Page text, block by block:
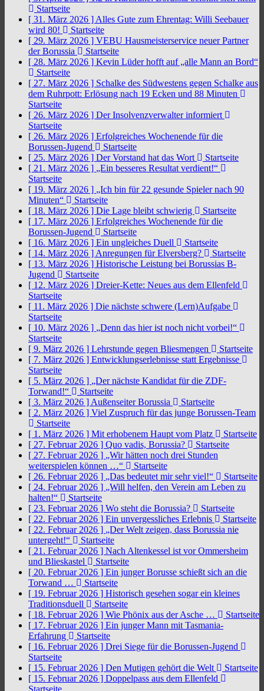
Startseite
[ 31. März 2026 ] Alles Gute zum Ehrentag: Willi Seebauer
wird 80!
Startseite
[ 29. März 2026 ] VEBU Hausmeisterservice neuer Partner
der Borussia
Startseite
[ 28. März 2026 ] Kevin Lüder hofft auf „alle Mann an Bord“
Startseite
[ 27. März 2026 ] Schalke des Südwestens gegen Schalke aus
dem Ruhrpott: Erlösung nach 19 Ecken und 88 Minuten
Startseite
[ 26. März 2026 ] Der Insolvenzverwalter informiert
Startseite
[ 26. März 2026 ] Erfolgreiches Wochenende für die
Borussen-Jugend
Startseite
[ 25. März 2026 ] Der Vorstand hat das Wort
Startseite
[ 21. März 2026 ] „Ein besseres Resultat verdient!“
Startseite
[ 19. März 2026 ] „Ich bin für 22 gesunde Spieler nach 90
Minuten“
Startseite
[ 18. März 2026 ] Die Lage bleibt schwierig
Startseite
[ 17. März 2026 ] Erfolgreiches Wochenende für die
Borussen-Jugend
Startseite
[ 16. März 2026 ] Ein ungleiches Duell
Startseite
[ 14. März 2026 ] Anregungen für Elversberg?
Startseite
[ 13. März 2026 ] Historische Leistung bei Borussias B-
Jugend
Startseite
[ 12. März 2026 ] Dreier-Kette: Neues aus dem Ellenfeld
Startseite
[ 11. März 2026 ] Die nächste schwere (Lern)Aufgabe
Startseite
[ 10. März 2026 ] „Denn das hier ist noch nicht vorbei!“
Startseite
[ 9. März 2026 ] Lehrstunde gegen Bliesmengen
Startseite
[ 7. März 2026 ] Entwicklungserlebnisse statt Ergebnisse
Startseite
[ 5. März 2026 ] „Der nächste Kandidat für die ZDF-
Torwand!“
Startseite
[ 3. März 2026 ] Außenseiter Borussia
Startseite
[ 2. März 2026 ] Viel Zuspruch für das junge Borussen-Team
Startseite
[ 1. März 2026 ] Mit erhobenem Haupt vom Platz
Startseite
[ 27. Februar 2026 ] Quo vadis, Borussia?
Startseite
[ 27. Februar 2026 ] „Wir hätten noch drei Stunden
weiterspielen können …“
Startseite
[ 26. Februar 2026 ] „Das bedeutet mir sehr viel!“
Startseite
[ 24. Februar 2026 ] „Will helfen, den Verein am Leben zu
halten!“
Startseite
[ 23. Februar 2026 ] Wo steht die Borussia?
Startseite
[ 22. Februar 2026 ] Ein unvergessliches Erlebnis
Startseite
[ 22. Februar 2026 ] „Der Welt zeigen, dass Borussia nie
untergeht!“
Startseite
[ 21. Februar 2026 ] Nach Altenkessel ist vor Ommersheim
und Blieskastel
Startseite
[ 20. Februar 2026 ] Ein junger Borusse schießt sich an die
Torwand …
Startseite
[ 19. Februar 2026 ] Historisch gesehen sogar ein kleines
Traditionsduell
Startseite
[ 18. Februar 2026 ] Wie Phönix aus der Asche …
Startseite
[ 17. Februar 2026 ] Ein junger Mann mit Tasmania-
Erfahrung
Startseite
[ 16. Februar 2026 ] Drei Siege für die Borussen-Jugend
Startseite
[ 15. Februar 2026 ] Den Mutigen gehört die Welt
Startseite
[ 15. Februar 2026 ] Doppelpass aus dem Ellenfeld
Startseite